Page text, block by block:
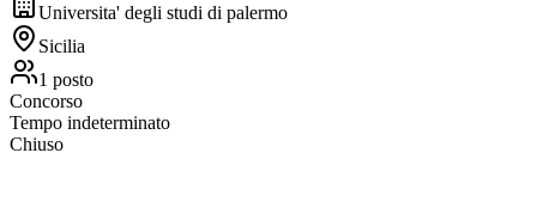
Universita' degli studi di palermo
Sicilia
1 posto
Concorso
Tempo indeterminato
Chiuso